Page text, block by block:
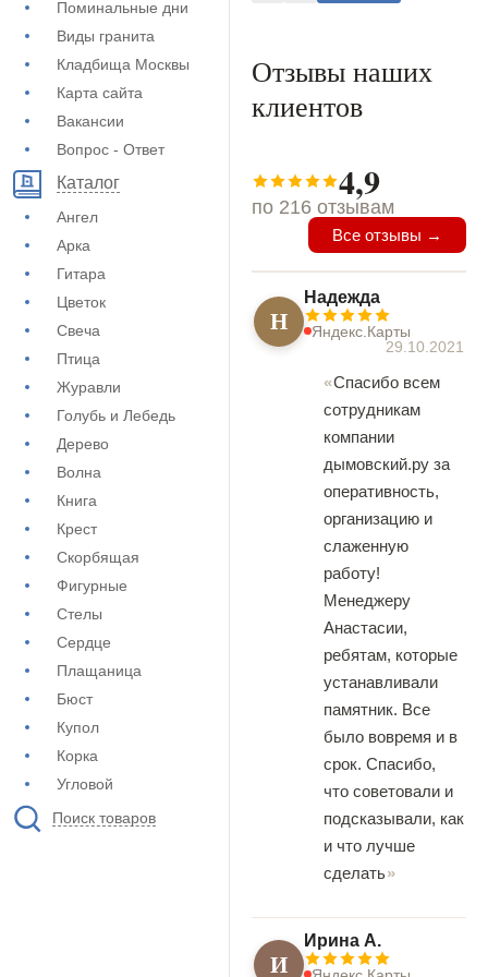
Поминальные дни
Виды гранита
Кладбища Москвы
Карта сайта
Вакансии
Вопрос - Ответ
Каталог
Ангел
Арка
Гитара
Цветок
Свеча
Птица
Журавли
Голубь и Лебедь
Дерево
Волна
Книга
Крест
Скорбящая
Фигурные
Стелы
Сердце
Плащаница
Бюст
Купол
Корка
Угловой
Поиск товаров
Отзывы наших
клиентов
4,9
по 216 отзывам
Все отзывы →
Н
Надежда
Яндекс.Карты
29.10.2021
Спасибо всем
сотрудникам
компании
дымовский.ру за
оперативность,
организацию и
слаженную
работу!
Менеджеру
Анастасии,
ребятам, которые
устанавливали
памятник. Все
было вовремя и в
срок. Спасибо,
что советовали и
подсказывали, как
и что лучше
сделать
И
Ирина А.